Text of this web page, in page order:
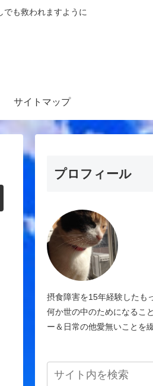
でも救われますように
サイトマップ
プロフィール
摂食障害を15年経験したも
何か世の中のためになるこ
ー＆日常の他愛無いことを